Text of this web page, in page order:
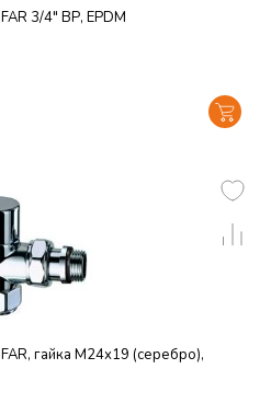
3/4" ВР, EPDM
гайка М24х19 (серебро),